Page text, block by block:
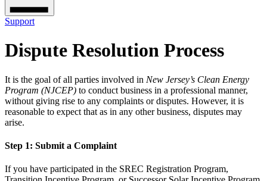
Support
Dispute Resolution Process
It is the goal of all parties involved in ​​​​‌ ‍ ​‍​‍‌‍ ‌ ​‍‌‍‍‌‌‍‌ ‌‍‍‌‌‍ ‍​‍​‍​ ‍‍​‍​‍‌ ​ ‌‍​‌‌‍ ‍‌‍‍‌‌ ‌​‌ ‍‌​‍ ‍‌‍‍‌‌‍ ​‍​‍​‍ ​​‍​‍‌‍‍​‌ ​‍‌‍‌‌‌‍‌‍​‍​‍​ ‍‍​‍​‍‌‍‍​‌ ‌​‌ ‌​‌ ​​​ ‍‍​‍ ​‍ ‌‍ ​‌‍ ‌‍​ ‌‍​‌‌‍ ​‌‍‍​‌‍ ‌ ​ ‌ ‌​​ ‍‍​ ​ ​ ​ ​ ​ ​ ​ ​‍ ‌‍‍‌‌‍ ‍‌ ‌​‌‍‌‌‌‍ ‍‌ ‌​​‍ ‌‍‌‌‌‍‌​‌‍‍‌‌ ‌​​‍ ‌‍ ‌‌‍ ‌‍‌​‌‍‌‌​ ‌‌ ​​‌ ​‍‌‍‌‌‌ ​ ‌‍‌‌‌‍ ‍‌ ‌​‌‍​‌‌ ‌​‌‍‍‌‌‍ ‌‍ ‍​ ‍ ‌‍‍‌‌‍‌​​ ‌‌‍​‍‌‍​‌‌‍​‍‌‍‌‍​ ‌‍‌‍‌‍‌‍​ ​ ‌​​‍ ‌‌‍‌​‌‍​‌‌‍​‍​ ​‌​‍ ‌​ ‌​‌‍‌‌‌‍‌‌‌‍​ ​‍ ‌​ ‍‌​ ‍‌‌‍​‍​ ​​​‍ ‌​ ​​‌‍​‍​ ​ ​ ‌‍‌‍‌​‌‍​‍​ ‌ ​ ‌ ​ ​ ​ ​​​ ‍‌​ ​ ​ ‍ ‌ ‌​‌ ‍‌‌ ​​‌‍‌‌​ ‌‌‍‍​‌‍‌‌‌‍ ​‌ ​​‌‌‌​‌‍ ‌ ​​‌‍‍‌‌‍​ ​ ‍ ‌ ​​‌‍​‌‌ ‌​‌‍‍​​ ‌‌‍​ ‌‍ ‌‍ ‍‌ ‌​‌‍‌‌‌‍ ‍‌ ‌​​‍‌‌​ ‌‌‌​​‍‌‌ ‌‍‍ ‌‍‌‌‌ ‍‌​‍‌‌​ ​ ‌​‌​​‍‌‌​ ​ ‌​‌​​‍‌‌​ ​‍​ ​‍​ ​​​ ​​‌‍‌​‌‍‌​​ ‌‌‌‍‌‌​ ​​‌‍‌‌​ ​ ‌‍‌‍​ ‌ ​ ‌​​‍‌‌​ ​‍​ ​‍​‍‌‌​ ‌‌‌​‌​​‍ ‍‌‍​ ‌‍‍​‌‍‍‌‌‍ ​‌‍‌​‌ ​‍‌‍‌‌‌‍ ‍​‍‌‌​ ‌‌‌​​‍‌‌ ‌‍‍ ‌‍‌‌‌ ‍‌​‍‌‌​ ​ ‌​‌​​‍‌‌​ ​ ‌​‌​​‍‌‌​ ​‍​ ​‍​ ‌​​ ‌‌‌‍‌​‌‍‌​‌‍‌​​ ‌‌​ ​‌​ ‌ ‌‍‌​​ ​​‌‍​ ​ ​​​‍‌‌​ ​‍​ ​‍​‍‌‌​ ‌‌‌​‌​​‍ ‍‌ ‌​‌‍‌‌‌ ‍​‌ ‌​​ ‌‍​‍‌‍​‌‌ ​ ‌‍‌‌‌‌‌‌‌ ​‍‌‍ ​​ ‌‌‍‍​‌ ‌​‌ ‌​‌ ​​​‍‌‌​ ​ ‌​​‌​‍‌‌​ ​‍‌​‌‍​‍‌‌​ ​‍‌​‌‍‌‍ ​‌‍ ‌‍​ ‌‍​‌‌‍ ​‌‍‍​‌‍ ‌ ​ ‌ ‌​​‍‌‌​ ​ ‌​​‌​ ​ ​ ​ ​ ​ ​ ​ ​‍‌‍‌‍‍‌‌‍‌​​ ‌‌‍​‍‌‍​‌‌‍​‍‌‍‌‍​ ‌‍‌‍‌‍‌‍​ ​ ‌​​‍ ‌‌‍‌​‌‍​‌‌‍​‍​ ​‌​‍ ‌​ ‌​‌‍‌‌‌‍‌‌‌‍​ ​‍ ‌​ ‍‌​ ‍‌‌‍​‍​ ​​​‍ ‌​ ​​‌‍​‍​ ​ ​ ‌‍‌‍‌​‌‍​‍​ ‌ ​ ‌ ​ ​ ​ ​​​ ‍‌​ ​ ​‍‌‍‌ ‌​‌ ‍‌‌ ​​‌‍‌‌​ ‌‌‍‍​‌‍‌‌‌‍ ​‌ ​​‌‌‌​‌‍ ‌ ​​‌‍‍‌‌‍​ ​‍‌‍‌ ​​‌‍​‌‌ ‌​‌‍‍​​ ‌‌‍​ ‌‍ ‌‍ ‍‌ ‌​‌‍‌‌‌‍ ‍‌ ‌​​‍‌‌​ ‌‌‌​​‍‌‌ ‌‍‍ ‌‍‌‌‌ ‍‌​‍‌‌​ ​ ‌​‌​​‍‌‌​ ​ ‌​‌​​‍‌‌​ ​‍​ ​‍​ ​​​ ​​‌‍‌​‌‍‌​​ ‌‌‌‍‌‌​ ​​‌‍‌‌​ ​ ‌‍‌‍​ ‌ ​ ‌​​‍‌‌​ ​‍​ ​‍​‍‌‌​ ‌‌‌​‌​​‍ ‍‌‍​ ‌‍‍​‌‍‍‌‌‍ ​‌‍‌​‌ ​‍‌‍‌‌‌‍ ‍​‍‌‌​ ‌‌‌​​‍‌‌ ‌‍‍ ‌‍‌‌‌ ‍‌​‍‌‌​ ​ ‌​‌​​‍‌‌​ ​ ‌​‌​​‍‌‌​ ​‍​ ​‍​ ‌​​ ‌‌‌‍‌​‌‍‌​‌‍‌​​ ‌‌​ ​‌​ ‌ ‌‍‌​​ ​​‌‍​ ​ ​​​‍‌‌​ ​‍​ ​‍​‍‌‌​ ‌‌‌​‌​​‍ ‍‌ ‌​‌‍‌‌‌ ‍​‌ ‌​​‍‌‍‌ ​​‌‍‌‌‌ ​‍‌ ​ ‌ ​​‌‍‌‌‌‍​ ‌ ‌​‌‍‍‌‌ ‌‍‌‍‌‌​ ‌‌ ​​‌ ‌‌‌‍​‍‌‍ ​‌‍‍‌‌ ​ ‌‍‍​‌‍‌‌‌‍‌​​‍​‍‌ ‌ New Jersey’s Clean Energy
Program (NJCEP)​​​​‌ ‍ ​‍​‍‌‍ ‌ ​‍‌‍‍‌‌‍‌ ‌‍‍‌‌‍ ‍​‍​‍​ ‍‍​‍​‍‌ ​ ‌‍​‌‌‍ ‍‌‍‍‌‌ ‌​‌ ‍‌​‍ ‍‌‍‍‌‌‍ ​‍​‍​‍ ​​‍​‍‌‍‍​‌ ​‍‌‍‌‌‌‍‌‍​‍​‍​ ‍‍​‍​‍‌‍‍​‌ ‌​‌ ‌​‌ ​​​ ‍‍​‍ ​‍ ‌‍ ​‌‍ ‌‍​ ‌‍​‌‌‍ ​‌‍‍​‌‍ ‌ ​ ‌ ‌​​ ‍‍​ ​ ​ ​ ​ ​ ​ ​ ​‍ ‌‍‍‌‌‍ ‍‌ ‌​‌‍‌‌‌‍ ‍‌ ‌​​‍ ‌‍‌‌‌‍‌​‌‍‍‌‌ ‌​​‍ ‌‍ ‌‌‍ ‌‍‌​‌‍‌‌​ ‌‌ ​​‌ ​‍‌‍‌‌‌ ​ ‌‍‌‌‌‍ ‍‌ ‌​‌‍​‌‌ ‌​‌‍‍‌‌‍ ‌‍ ‍​ ‍ ‌‍‍‌‌‍‌​​ ‌‌‍​‍‌‍​‌‌‍​‍‌‍‌‍​ ‌‍‌‍‌‍‌‍​ ​ ‌​​‍ ‌‌‍‌​‌‍​‌‌‍​‍​ ​‌​‍ ‌​ ‌​‌‍‌‌‌‍‌‌‌‍​ ​‍ ‌​ ‍‌​ ‍‌‌‍​‍​ ​​​‍ ‌​ ​​‌‍​‍​ ​ ​ ‌‍‌‍‌​‌‍​‍​ ‌ ​ ‌ ​ ​ ​ ​​​ ‍‌​ ​ ​ ‍ ‌ ‌​‌ ‍‌‌ ​​‌‍‌‌​ ‌‌‍‍​‌‍‌‌‌‍ ​‌ ​​‌‌‌​‌‍ ‌ ​​‌‍‍‌‌‍​ ​ ‍ ‌ ​​‌‍​‌‌ ‌​‌‍‍​​ ‌‌‍​ ‌‍ ‌‍ ‍‌ ‌​‌‍‌‌‌‍ ‍‌ ‌​​‍‌‌​ ‌‌‌​​‍‌‌ ‌‍‍ ‌‍‌‌‌ ‍‌​‍‌‌​ ​ ‌​‌​​‍‌‌​ ​ ‌​‌​​‍‌‌​ ​‍​ ​‍​ ​​​ ​​‌‍‌​‌‍‌​​ ‌‌‌‍‌‌​ ​​‌‍‌‌​ ​ ‌‍‌‍​ ‌ ​ ‌​​‍‌‌​ ​‍​ ​‍​‍‌‌​ ‌‌‌​‌​​‍ ‍‌‍​ ‌‍‍​‌‍‍‌‌‍ ​‌‍‌​‌ ​‍‌‍‌‌‌‍ ‍​‍‌‌​ ‌‌‌​​‍‌‌ ‌‍‍ ‌‍‌‌‌ ‍‌​‍‌‌​ ​ ‌​‌​​‍‌‌​ ​ ‌​‌​​‍‌‌​ ​‍​ ​‍‌‍‌‍​ ‌‌​ ‌​​ ​‌​ ​‌​ ‌​​ ‍​​ ​‌​ ‌ ‌‍‌‌​ ‍‌​ ​‍​‍‌‌​ ​‍​ ​‍​‍‌‌​ ‌‌‌​‌​​‍ ‍‌ ‌​‌‍‌‌‌ ‍​‌ ‌​​ ‌‍​‍‌‍​‌‌ ​ ‌‍‌‌‌‌‌‌‌ ​‍‌‍ ​​ ‌‌‍‍​‌ ‌​‌ ‌​‌ ​​​‍‌‌​ ​ ‌​​‌​‍‌‌​ ​‍‌​‌‍​‍‌‌​ ​‍‌​‌‍‌‍ ​‌‍ ‌‍​ ‌‍​‌‌‍ ​‌‍‍​‌‍ ‌ ​ ‌ ‌​​‍‌‌​ ​ ‌​​‌​ ​ ​ ​ ​ ​ ​ ​ ​‍‌‍‌‍‍‌‌‍‌​​ ‌‌‍​‍‌‍​‌‌‍​‍‌‍‌‍​ ‌‍‌‍‌‍‌‍​ ​ ‌​​‍ ‌‌‍‌​‌‍​‌‌‍​‍​ ​‌​‍ ‌​ ‌​‌‍‌‌‌‍‌‌‌‍​ ​‍ ‌​ ‍‌​ ‍‌‌‍​‍​ ​​​‍ ‌​ ​​‌‍​‍​ ​ ​ ‌‍‌‍‌​‌‍​‍​ ‌ ​ ‌ ​ ​ ​ ​​​ ‍‌​ ​ ​‍‌‍‌ ‌​‌ ‍‌‌ ​​‌‍‌‌​ ‌‌‍‍​‌‍‌‌‌‍ ​‌ ​​‌‌‌​‌‍ ‌ ​​‌‍‍‌‌‍​ ​‍‌‍‌ ​​‌‍​‌‌ ‌​‌‍‍​​ ‌‌‍​ ‌‍ ‌‍ ‍‌ ‌​‌‍‌‌‌‍ ‍‌ ‌​​‍‌‌​ ‌‌‌​​‍‌‌ ‌‍‍ ‌‍‌‌‌ ‍‌​‍‌‌​ ​ ‌​‌​​‍‌‌​ ​ ‌​‌​​‍‌‌​ ​‍​ ​‍​ ​​​ ​​‌‍‌​‌‍‌​​ ‌‌‌‍‌‌​ ​​‌‍‌‌​ ​ ‌‍‌‍​ ‌ ​ ‌​​‍‌‌​ ​‍​ ​‍​‍‌‌​ ‌‌‌​‌​​‍ ‍‌‍​ ‌‍‍​‌‍‍‌‌‍ ​‌‍‌​‌ ​‍‌‍‌‌‌‍ ‍​‍‌‌​ ‌‌‌​​‍‌‌ ‌‍‍ ‌‍‌‌‌ ‍‌​‍‌‌​ ​ ‌​‌​​‍‌‌​ ​ ‌​‌​​‍‌‌​ ​‍​ ​‍‌‍‌‍​ ‌‌​ ‌​​ ​‌​ ​‌​ ‌​​ ‍​​ ​‌​ ‌ ‌‍‌‌​ ‍‌​ ​‍​‍‌‌​ ​‍​ ​‍​‍‌‌​ ‌‌‌​‌​​‍ ‍‌ ‌​‌‍‌‌‌ ‍​‌ ‌​​‍‌‍‌ ​​‌‍‌‌‌ ​‍‌ ​ ‌ ​​‌‍‌‌‌‍​ ‌ ‌​‌‍‍‌‌ ‌‍‌‍‌‌​ ‌‌ ​​‌ ‌‌‌‍​‍‌‍ ​‌‍‍‌‌ ​ ‌‍‍​‌‍‌‌‌‍‌​​‍​‍‌ ‌ to conduct business in a professional manner,
without giving rise to any complaints or disputes. However, it is
reasonable to expect that as in any other business, disputes may
arise. ​​​​‌ ‍ ​‍​‍‌‍ ‌ ​‍‌‍‍‌‌‍‌ ‌‍‍‌‌‍ ‍​‍​‍​ ‍‍​‍​‍‌ ​ ‌‍​‌‌‍ ‍‌‍‍‌‌ ‌​‌ ‍‌​‍ ‍‌‍‍‌‌‍ ​‍​‍​‍ ​​‍​‍‌‍‍​‌ ​‍‌‍‌‌‌‍‌‍​‍​‍​ ‍‍​‍​‍‌‍‍​‌ ‌​‌ ‌​‌ ​​​ ‍‍​‍ ​‍ ‌‍ ​‌‍ ‌‍​ ‌‍​‌‌‍ ​‌‍‍​‌‍ ‌ ​ ‌ ‌​​ ‍‍​ ​ ​ ​ ​ ​ ​ ​ ​‍ ‌‍‍‌‌‍ ‍‌ ‌​‌‍‌‌‌‍ ‍‌ ‌​​‍ ‌‍‌‌‌‍‌​‌‍‍‌‌ ‌​​‍ ‌‍ ‌‌‍ ‌‍‌​‌‍‌‌​ ‌‌ ​​‌ ​‍‌‍‌‌‌ ​ ‌‍‌‌‌‍ ‍‌ ‌​‌‍​‌‌ ‌​‌‍‍‌‌‍ ‌‍ ‍​ ‍ ‌‍‍‌‌‍‌​​ ‌‌‍​‍‌‍​‌‌‍​‍‌‍‌‍​ ‌‍‌‍‌‍‌‍​ ​ ‌​​‍ ‌‌‍‌​‌‍​‌‌‍​‍​ ​‌​‍ ‌​ ‌​‌‍‌‌‌‍‌‌‌‍​ ​‍ ‌​ ‍‌​ ‍‌‌‍​‍​ ​​​‍ ‌​ ​​‌‍​‍​ ​ ​ ‌‍‌‍‌​‌‍​‍​ ‌ ​ ‌ ​ ​ ​ ​​​ ‍‌​ ​ ​ ‍ ‌ ‌​‌ ‍‌‌ ​​‌‍‌‌​ ‌‌‍‍​‌‍‌‌‌‍ ​‌ ​​‌‌‌​‌‍ ‌ ​​‌‍‍‌‌‍​ ​ ‍ ‌ ​​‌‍​‌‌ ‌​‌‍‍​​ ‌‌‍​ ‌‍ ‌‍ ‍‌ ‌​‌‍‌‌‌‍ ‍‌ ‌​​‍‌‌​ ‌‌‌​​‍‌‌ ‌‍‍ ‌‍‌‌‌ ‍‌​‍‌‌​ ​ ‌​‌​​‍‌‌​ ​ ‌​‌​​‍‌‌​ ​‍​ ​‍​ ​​​ ​​‌‍‌​‌‍‌​​ ‌‌‌‍‌‌​ ​​‌‍‌‌​ ​ ‌‍‌‍​ ‌ ​ ‌​​‍‌‌​ ​‍​ ​‍​‍‌‌​ ‌‌‌​‌​​‍ ‍‌‍​ ‌‍‍​‌‍‍‌‌‍ ​‌‍‌​‌ ​‍‌‍‌‌‌‍ ‍​‍‌‌​ ‌‌‌​​‍‌‌ ‌‍‍ ‌‍‌‌‌ ‍‌​‍‌‌​ ​ ‌​‌​​‍‌‌​ ​ ‌​‌​​‍‌‌​ ​‍​ ​‍​ ​‍​ ​​‌‍‌‌​ ‍‌​ ​​​ ‌ ​ ​​​ ​ ​ ​​​ ‌ ‌‍​‌‌‍​ ​‍‌‌​ ​‍​ ​‍​‍‌‌​ ‌‌‌​‌​​‍ ‍‌ ‌​‌‍‌‌‌ ‍​‌ ‌​​ ‌‍​‍‌‍​‌‌ ​ ‌‍‌‌‌‌‌‌‌ ​‍‌‍ ​​ ‌‌‍‍​‌ ‌​‌ ‌​‌ ​​​‍‌‌​ ​ ‌​​‌​‍‌‌​ ​‍‌​‌‍​‍‌‌​ ​‍‌​‌‍‌‍ ​‌‍ ‌‍​ ‌‍​‌‌‍ ​‌‍‍​‌‍ ‌ ​ ‌ ‌​​‍‌‌​ ​ ‌​​‌​ ​ ​ ​ ​ ​ ​ ​ ​‍‌‍‌‍‍‌‌‍‌​​ ‌‌‍​‍‌‍​‌‌‍​‍‌‍‌‍​ ‌‍‌‍‌‍‌‍​ ​ ‌​​‍ ‌‌‍‌​‌‍​‌‌‍​‍​ ​‌​‍ ‌​ ‌​‌‍‌‌‌‍‌‌‌‍​ ​‍ ‌​ ‍‌​ ‍‌‌‍​‍​ ​​​‍ ‌​ ​​‌‍​‍​ ​ ​ ‌‍‌‍‌​‌‍​‍​ ‌ ​ ‌ ​ ​ ​ ​​​ ‍‌​ ​ ​‍‌‍‌ ‌​‌ ‍‌‌ ​​‌‍‌‌​ ‌‌‍‍​‌‍‌‌‌‍ ​‌ ​​‌‌‌​‌‍ ‌ ​​‌‍‍‌‌‍​ ​‍‌‍‌ ​​‌‍​‌‌ ‌​‌‍‍​​ ‌‌‍​ ‌‍ ‌‍ ‍‌ ‌​‌‍‌‌‌‍ ‍‌ ‌​​‍‌‌​ ‌‌‌​​‍‌‌ ‌‍‍ ‌‍‌‌‌ ‍‌​‍‌‌​ ​ ‌​‌​​‍‌‌​ ​ ‌​‌​​‍‌‌​ ​‍​ ​‍​ ​​​ ​​‌‍‌​‌‍‌​​ ‌‌‌‍‌‌​ ​​‌‍‌‌​ ​ ‌‍‌‍​ ‌ ​ ‌​​‍‌‌​ ​‍​ ​‍​‍‌‌​ ‌‌‌​‌​​‍ ‍‌‍​ ‌‍‍​‌‍‍‌‌‍ ​‌‍‌​‌ ​‍‌‍‌‌‌‍ ‍​‍‌‌​ ‌‌‌​​‍‌‌ ‌‍‍ ‌‍‌‌‌ ‍‌​‍‌‌​ ​ ‌​‌​​‍‌‌​ ​ ‌​‌​​‍‌‌​ ​‍​ ​‍​ ​‍​ ​​‌‍‌‌​ ‍‌​ ​​​ ‌ ​ ​​​ ​ ​ ​​​ ‌ ‌‍​‌‌‍​ ​‍‌‌​ ​‍​ ​‍​‍‌‌​ ‌‌‌​‌​​‍ ‍‌ ‌​‌‍‌‌‌ ‍​‌ ‌​​‍‌‍‌ ​​‌‍‌‌‌ ​‍‌ ​ ‌ ​​‌‍‌‌‌‍​ ‌ ‌​‌‍‍‌‌ ‌‍‌‍‌‌​ ‌‌ ​​‌ ‌‌‌‍​‍‌‍ ​‌‍‍‌‌ ​ ‌‍‍​‌‍‌‌‌‍‌​​‍​‍‌ ‌
Step 1:​​​​‌ ‍ ​‍​‍‌‍ ‌ ​‍‌‍‍‌‌‍‌ ‌‍‍‌‌‍ ‍​‍​‍​ ‍‍​‍​‍‌ ​ ‌‍​‌‌‍ ‍‌‍‍‌‌ ‌​‌ ‍‌​‍ ‍‌‍‍‌‌‍ ​‍​‍​‍ ​​‍​‍‌‍‍​‌ ​‍‌‍‌‌‌‍‌‍​‍​‍​ ‍‍​‍​‍‌‍‍​‌ ‌​‌ ‌​‌ ​​​ ‍‍​‍ ​‍ ‌‍ ​‌‍ ‌‍​ ‌‍​‌‌‍ ​‌‍‍​‌‍ ‌ ​ ‌ ‌​​ ‍‍​ ​ ​ ​ ​ ​ ​ ​ ​‍ ‌‍‍‌‌‍ ‍‌ ‌​‌‍‌‌‌‍ ‍‌ ‌​​‍ ‌‍‌‌‌‍‌​‌‍‍‌‌ ‌​​‍ ‌‍ ‌‌‍ ‌‍‌​‌‍‌‌​ ‌‌ ​​‌ ​‍‌‍‌‌‌ ​ ‌‍‌‌‌‍ ‍‌ ‌​‌‍​‌‌ ‌​‌‍‍‌‌‍ ‌‍ ‍​ ‍ ‌‍‍‌‌‍‌​​ ‌‌‍​‍‌‍​‌‌‍​‍‌‍‌‍​ ‌‍‌‍‌‍‌‍​ ​ ‌​​‍ ‌‌‍‌​‌‍​‌‌‍​‍​ ​‌​‍ ‌​ ‌​‌‍‌‌‌‍‌‌‌‍​ ​‍ ‌​ ‍‌​ ‍‌‌‍​‍​ ​​​‍ ‌​ ​​‌‍​‍​ ​ ​ ‌‍‌‍‌​‌‍​‍​ ‌ ​ ‌ ​ ​ ​ ​​​ ‍‌​ ​ ​ ‍ ‌ ‌​‌ ‍‌‌ ​​‌‍‌‌​ ‌‌‍‍​‌‍‌‌‌‍ ​‌ ​​‌‌‌​‌‍ ‌ ​​‌‍‍‌‌‍​ ​ ‍ ‌ ​​‌‍​‌‌ ‌​‌‍‍​​ ‌‌‍​ ‌‍ ‌‍ ‍‌ ‌​‌‍‌‌‌‍ ‍‌ ‌​​‍‌‌​ ‌‌‌​​‍‌‌ ‌‍‍ ‌‍‌‌‌ ‍‌​‍‌‌​ ​ ‌​‌​​‍‌‌​ ​ ‌​‌​​‍‌‌​ ​‍​ ​‍​ ‍​​ ‍​‌‍‌​​ ​‍‌‍‌‍​ ‍‌‌‍‌​​ ‍‌‌‍​‍‌‍​‍‌‍‌​​ ‌​​‍‌‌​ ​‍​ ​‍​‍‌‌​ ‌‌‌​‌​​‍ ‍‌‍​ ‌‍‍​‌‍‍‌‌‍ ​‌‍‌​‌ ​‍‌‍‌‌‌‍ ‍​‍‌‌​ ‌‌‌​​‍‌‌ ‌‍‍ ‌‍‌‌‌ ‍‌​‍‌‌​ ​ ‌​‌​​‍‌‌​ ​ ‌​‌​​‍‌‌​ ​‍​ ​‍‌‍‌​‌‍​‌​ ​‌‌‍​ ​ ‌​​ ​ ​ ‌ ‌‍​‌‌‍‌‍​ ​‌‌‍‌​​ ​‍​‍‌‌​ ​‍​ ​‍​‍‌‌​ ‌‌‌​‌​​‍ ‍‌ ‌​‌‍‌‌‌ ‍​‌ ‌​​ ‌‍​‍‌‍​‌‌ ​ ‌‍‌‌‌‌‌‌‌ ​‍‌‍ ​​ ‌‌‍‍​‌ ‌​‌ ‌​‌ ​​​‍‌‌​ ​ ‌​​‌​‍‌‌​ ​‍‌​‌‍​‍‌‌​ ​‍‌​‌‍‌‍ ​‌‍ ‌‍​ ‌‍​‌‌‍ ​‌‍‍​‌‍ ‌ ​ ‌ ‌​​‍‌‌​ ​ ‌​​‌​ ​ ​ ​ ​ ​ ​ ​ ​‍‌‍‌‍‍‌‌‍‌​​ ‌‌‍​‍‌‍​‌‌‍​‍‌‍‌‍​ ‌‍‌‍‌‍‌‍​ ​ ‌​​‍ ‌‌‍‌​‌‍​‌‌‍​‍​ ​‌​‍ ‌​ ‌​‌‍‌‌‌‍‌‌‌‍​ ​‍ ‌​ ‍‌​ ‍‌‌‍​‍​ ​​​‍ ‌​ ​​‌‍​‍​ ​ ​ ‌‍‌‍‌​‌‍​‍​ ‌ ​ ‌ ​ ​ ​ ​​​ ‍‌​ ​ ​‍‌‍‌ ‌​‌ ‍‌‌ ​​‌‍‌‌​ ‌‌‍‍​‌‍‌‌‌‍ ​‌ ​​‌‌‌​‌‍ ‌ ​​‌‍‍‌‌‍​ ​‍‌‍‌ ​​‌‍​‌‌ ‌​‌‍‍​​ ‌‌‍​ ‌‍ ‌‍ ‍‌ ‌​‌‍‌‌‌‍ ‍‌ ‌​​‍‌‌​ ‌‌‌​​‍‌‌ ‌‍‍ ‌‍‌‌‌ ‍‌​‍‌‌​ ​ ‌​‌​​‍‌‌​ ​ ‌​‌​​‍‌‌​ ​‍​ ​‍​ ‍​​ ‍​‌‍‌​​ ​‍‌‍‌‍​ ‍‌‌‍‌​​ ‍‌‌‍​‍‌‍​‍‌‍‌​​ ‌​​‍‌‌​ ​‍​ ​‍​‍‌‌​ ‌‌‌​‌​​‍ ‍‌‍​ ‌‍‍​‌‍‍‌‌‍ ​‌‍‌​‌ ​‍‌‍‌‌‌‍ ‍​‍‌‌​ ‌‌‌​​‍‌‌ ‌‍‍ ‌‍‌‌‌ ‍‌​‍‌‌​ ​ ‌​‌​​‍‌‌​ ​ ‌​‌​​‍‌‌​ ​‍​ ​‍‌‍‌​‌‍​‌​ ​‌‌‍​ ​ ‌​​ ​ ​ ‌ ‌‍​‌‌‍‌‍​ ​‌‌‍‌​​ ​‍​‍‌‌​ ​‍​ ​‍​‍‌‌​ ‌‌‌​‌​​‍ ‍‌ ‌​‌‍‌‌‌ ‍​‌ ‌​​‍‌‍‌ ​​‌‍‌‌‌ ​‍‌ ​ ‌ ​​‌‍‌‌‌‍​ ‌ ‌​‌‍‍‌‌ ‌‍‌‍‌‌​ ‌‌ ​​‌ ‌‌‌‍​‍‌‍ ​‌‍‍‌‌ ​ ‌‍‍​‌‍‌‌‌‍‌​​‍​‍‌ ‌ Submit a Complaint​​​​‌ ‍ ​‍​‍‌‍ ‌ ​‍‌‍‍‌‌‍‌ ‌‍‍‌‌‍ ‍​‍​‍​ ‍‍​‍​‍‌ ​ ‌‍​‌‌‍ ‍‌‍‍‌‌ ‌​‌ ‍‌​‍ ‍‌‍‍‌‌‍ ​‍​‍​‍ ​​‍​‍‌‍‍​‌ ​‍‌‍‌‌‌‍‌‍​‍​‍​ ‍‍​‍​‍‌‍‍​‌ ‌​‌ ‌​‌ ​​​ ‍‍​‍ ​‍ ‌‍ ​‌‍ ‌‍​ ‌‍​‌‌‍ ​‌‍‍​‌‍ ‌ ​ ‌ ‌​​ ‍‍​ ​ ​ ​ ​ ​ ​ ​ ​‍ ‌‍‍‌‌‍ ‍‌ ‌​‌‍‌‌‌‍ ‍‌ ‌​​‍ ‌‍‌‌‌‍‌​‌‍‍‌‌ ‌​​‍ ‌‍ ‌‌‍ ‌‍‌​‌‍‌‌​ ‌‌ ​​‌ ​‍‌‍‌‌‌ ​ ‌‍‌‌‌‍ ‍‌ ‌​‌‍​‌‌ ‌​‌‍‍‌‌‍ ‌‍ ‍​ ‍ ‌‍‍‌‌‍‌​​ ‌‌‍​‍‌‍​‌‌‍​‍‌‍‌‍​ ‌‍‌‍‌‍‌‍​ ​ ‌​​‍ ‌‌‍‌​‌‍​‌‌‍​‍​ ​‌​‍ ‌​ ‌​‌‍‌‌‌‍‌‌‌‍​ ​‍ ‌​ ‍‌​ ‍‌‌‍​‍​ ​​​‍ ‌​ ​​‌‍​‍​ ​ ​ ‌‍‌‍‌​‌‍​‍​ ‌ ​ ‌ ​ ​ ​ ​​​ ‍‌​ ​ ​ ‍ ‌ ‌​‌ ‍‌‌ ​​‌‍‌‌​ ‌‌‍‍​‌‍‌‌‌‍ ​‌ ​​‌‌‌​‌‍ ‌ ​​‌‍‍‌‌‍​ ​ ‍ ‌ ​​‌‍​‌‌ ‌​‌‍‍​​ ‌‌‍​ ‌‍ ‌‍ ‍‌ ‌​‌‍‌‌‌‍ ‍‌ ‌​​‍‌‌​ ‌‌‌​​‍‌‌ ‌‍‍ ‌‍‌‌‌ ‍‌​‍‌‌​ ​ ‌​‌​​‍‌‌​ ​ ‌​‌​​‍‌‌​ ​‍​ ​‍​ ‍​​ ‍​‌‍‌​​ ​‍‌‍‌‍​ ‍‌‌‍‌​​ ‍‌‌‍​‍‌‍​‍‌‍‌​​ ‌​​‍‌‌​ ​‍​ ​‍​‍‌‌​ ‌‌‌​‌​​‍ ‍‌‍​ ‌‍‍​‌‍‍‌‌‍ ​‌‍‌​‌ ​‍‌‍‌‌‌‍ ‍​‍‌‌​ ‌‌‌​​‍‌‌ ‌‍‍ ‌‍‌‌‌ ‍‌​‍‌‌​ ​ ‌​‌​​‍‌‌​ ​ ‌​‌​​‍‌‌​ ​‍​ ​‍‌‍‌‌​ ‌ ​ ‌‍​ ‍‌‌‍‌‍​ ‌‍​ ‌ ​ ‍‌‌‍​‍​ ‍‌​ ​‌​ ​‍​‍‌‌​ ​‍​ ​‍​‍‌‌​ ‌‌‌​‌​​‍ ‍‌ ‌​‌‍‌‌‌ ‍​‌ ‌​​ ‌‍​‍‌‍​‌‌ ​ ‌‍‌‌‌‌‌‌‌ ​‍‌‍ ​​ ‌‌‍‍​‌ ‌​‌ ‌​‌ ​​​‍‌‌​ ​ ‌​​‌​‍‌‌​ ​‍‌​‌‍​‍‌‌​ ​‍‌​‌‍‌‍ ​‌‍ ‌‍​ ‌‍​‌‌‍ ​‌‍‍​‌‍ ‌ ​ ‌ ‌​​‍‌‌​ ​ ‌​​‌​ ​ ​ ​ ​ ​ ​ ​ ​‍‌‍‌‍‍‌‌‍‌​​ ‌‌‍​‍‌‍​‌‌‍​‍‌‍‌‍​ ‌‍‌‍‌‍‌‍​ ​ ‌​​‍ ‌‌‍‌​‌‍​‌‌‍​‍​ ​‌​‍ ‌​ ‌​‌‍‌‌‌‍‌‌‌‍​ ​‍ ‌​ ‍‌​ ‍‌‌‍​‍​ ​​​‍ ‌​ ​​‌‍​‍​ ​ ​ ‌‍‌‍‌​‌‍​‍​ ‌ ​ ‌ ​ ​ ​ ​​​ ‍‌​ ​ ​‍‌‍‌ ‌​‌ ‍‌‌ ​​‌‍‌‌​ ‌‌‍‍​‌‍‌‌‌‍ ​‌ ​​‌‌‌​‌‍ ‌ ​​‌‍‍‌‌‍​ ​‍‌‍‌ ​​‌‍​‌‌ ‌​‌‍‍​​ ‌‌‍​ ‌‍ ‌‍ ‍‌ ‌​‌‍‌‌‌‍ ‍‌ ‌​​‍‌‌​ ‌‌‌​​‍‌‌ ‌‍‍ ‌‍‌‌‌ ‍‌​‍‌‌​ ​ ‌​‌​​‍‌‌​ ​ ‌​‌​​‍‌‌​ ​‍​ ​‍​ ‍​​ ‍​‌‍‌​​ ​‍‌‍‌‍​ ‍‌‌‍‌​​ ‍‌‌‍​‍‌‍​‍‌‍‌​​ ‌​​‍‌‌​ ​‍​ ​‍​‍‌‌​ ‌‌‌​‌​​‍ ‍‌‍​ ‌‍‍​‌‍‍‌‌‍ ​‌‍‌​‌ ​‍‌‍‌‌‌‍ ‍​‍‌‌​ ‌‌‌​​‍‌‌ ‌‍‍ ‌‍‌‌‌ ‍‌​‍‌‌​ ​ ‌​‌​​‍‌‌​ ​ ‌​‌​​‍‌‌​ ​‍​ ​‍‌‍‌‌​ ‌ ​ ‌‍​ ‍‌‌‍‌‍​ ‌‍​ ‌ ​ ‍‌‌‍​‍​ ‍‌​ ​‌​ ​‍​‍‌‌​ ​‍​ ​‍​‍‌‌​ ‌‌‌​‌​​‍ ‍‌ ‌​‌‍‌‌‌ ‍​‌ ‌​​‍‌‍‌ ​​‌‍‌‌‌ ​‍‌ ​ ‌ ​​‌‍‌‌‌‍​ ‌ ‌​‌‍‍‌‌ ‌‍‌‍‌‌​ ‌‌ ​​‌ ‌‌‌‍​‍‌‍ ​‌‍‍‌‌ ​ ‌‍‍​‌‍‌‌‌‍‌​​‍​‍‌ ‌
If you have participated in the SREC Registration Program,